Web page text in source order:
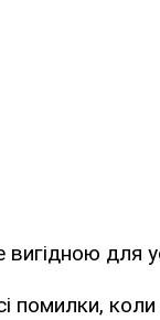
для
помилки, коли